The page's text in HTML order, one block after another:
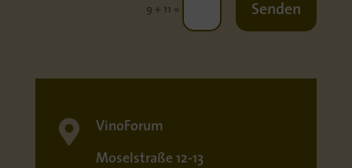
9 + 11 = Senden
 VinoForum
Moselstraße 12-13